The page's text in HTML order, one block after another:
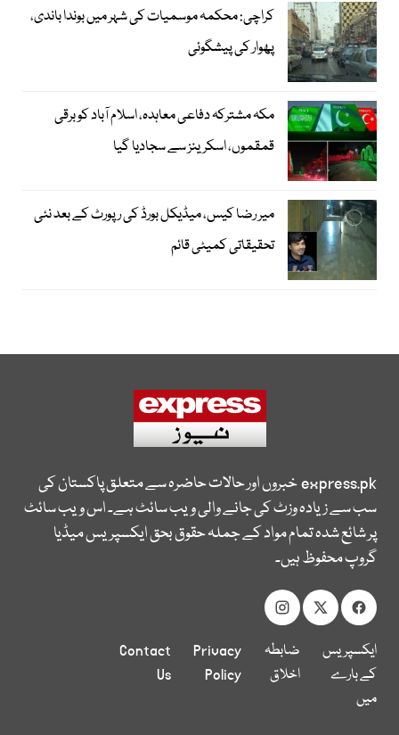
کراچی: محکمہ موسمیات کی شہر میں بوندا باندی،
پھوار کی پیشگوئی
مکہ مشترکہ دفاعی معاہدہ، اسلام آباد کو برقی
قمقموں، اسکرینز سے سجادیا گیا
میر رضا کیس، میڈیکل بورڈ کی رپورٹ کے بعد نئی
تحقیقاتی کمیٹی قائم
express.pkخبروں اور حالات حاضرہ سے متعلق پاکستان کی
سب سے زیادہ وزٹ کی جانے والی ویب سائٹ ہے۔ اس ویب سائٹ
پر شائع شدہ تمام مواد کے جملہ حقوق بحق ایکسپریس میڈیا
گروپ محفوظ ہیں۔
ایکسپریس
کے بارے
میں
ضابطہ
اخلاق
Privacy
Policy
Contact
Us